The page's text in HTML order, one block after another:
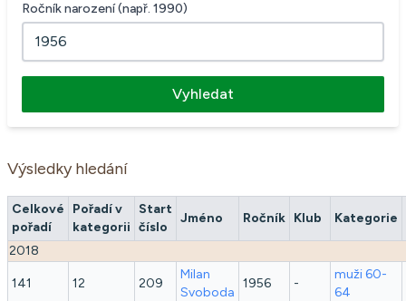
Ročník narození (např. 1990)
Vyhledat
Výsledky hledání
Celkové
pořadí
Pořadí v
kategorii
Start
číslo
Jméno Ročník Klub Kategorie
2018
141 12 209
Milan
Svoboda
1956 -
muži 60-
64